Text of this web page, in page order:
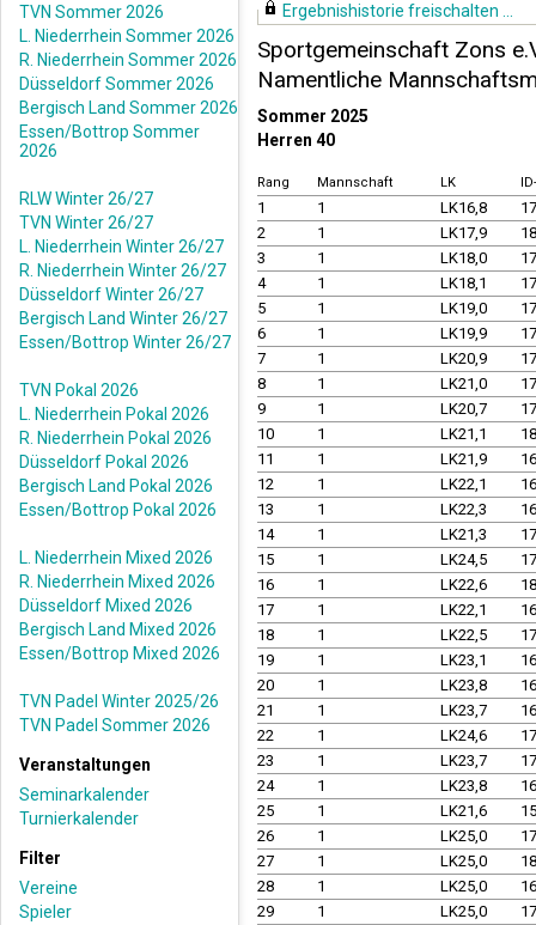
TVN Sommer 2026
L. Niederrhein Sommer 2026
R. Niederrhein Sommer 2026
Düsseldorf Sommer 2026
Bergisch Land Sommer 2026
Essen/Bottrop Sommer
2026
RLW Winter 26/27
TVN Winter 26/27
L. Niederrhein Winter 26/27
R. Niederrhein Winter 26/27
Düsseldorf Winter 26/27
Bergisch Land Winter 26/27
Essen/Bottrop Winter 26/27
TVN Pokal 2026
L. Niederrhein Pokal 2026
R. Niederrhein Pokal 2026
Düsseldorf Pokal 2026
Bergisch Land Pokal 2026
Essen/Bottrop Pokal 2026
L. Niederrhein Mixed 2026
R. Niederrhein Mixed 2026
Düsseldorf Mixed 2026
Bergisch Land Mixed 2026
Essen/Bottrop Mixed 2026
TVN Padel Winter 2025/26
TVN Padel Sommer 2026
Veranstaltungen
Seminarkalender
Turnierkalender
Filter
Vereine
Spieler
Ergebnishistorie freischalten ...
Sportgemeinschaft Zons
Namentliche
Sommer 2025
Herren 40
Rang Mannschaft LK
1 1 LK16,8
2
1 LK17,9
3
1 LK18,0
4
1 LK18,1
5
1 LK19,0
6
1 LK19,9
7
1 LK20,9
8
1 LK21,0
9
1 LK20,7
10
1 LK21,1
11
1 LK21,9
12
1 LK22,1
13
1 LK22,3
14
1 LK21,3
15
1 LK24,5
16
1 LK22,6
17
1 LK22,1
18
1 LK22,5
19
1 LK23,1
20
1 LK23,8
21
1 LK23,7
22
1 LK24,6
23
1 LK23,7
24
1 LK23,8
25
1 LK21,6
26
1 LK25,0
27
1 LK25,0
28
1 LK25,0
29
1 LK25,0